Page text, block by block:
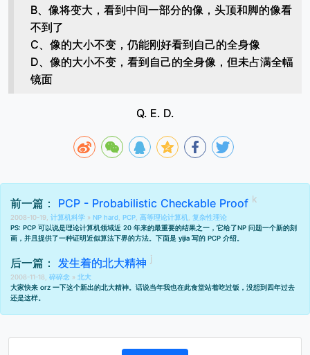
B、像将变大，看到中间一部分的像，头顶和脚的像看
不到了
C、像的大小不变，仍能刚好看到自己的全身像
D、像的大小不变，看到自己的全身像，但未占满全幅
镜面
Q. E. D.
前一篇： PCP - Probabilistic Checkable Proof
2008-10-19, 计算机科学 » NP hard PCP 高等理论计算机
复杂性理论
PS: PCP 可以说是理论计算机领域近 20 年来的最重要的结果之一，它给了NP 问题一个新的刻
画，并且提供了一种证明近似算法下界的方法。下面是 yijia 写的 PCP 介绍。
后一篇： 发生着的北大精神
2008-11-18, 碎碎念 » 北大
大家快来 orz 一下这个新出的北大精神。话说当年我也在此食堂站着吃过饭，没想到四年过去
还是这样。